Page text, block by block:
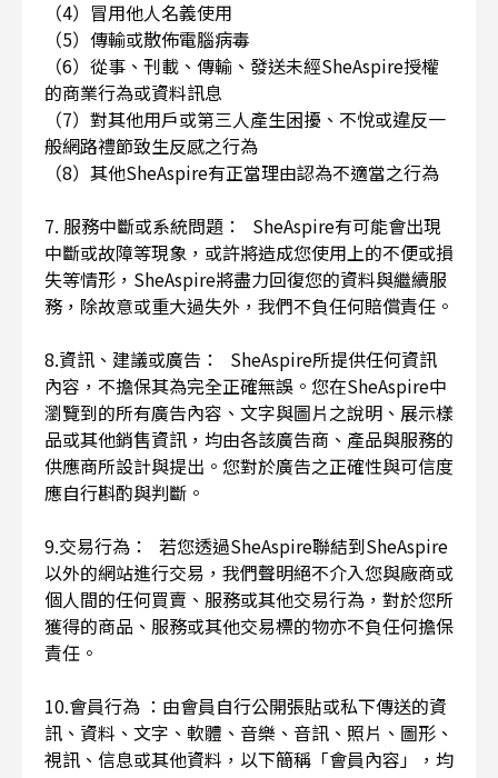
（4）冒用他人名義使用
（5）傳輸或散佈電腦病毒
（6）從事、刊載、傳輸、發送未經SheAspire授權
的商業行為或資料訊息
（7）對其他用戶或第三人產生困擾、不悅或違反一
般網路禮節致生反感之行為
（8）其他SheAspire有正當理由認為不適當之行為
7. 服務中斷或系統問題： SheAspire有可能會出現
中斷或故障等現象，或許將造成您使用上的不便或損
失等情形，SheAspire將盡力回復您的資料與繼續服
務，除故意或重大過失外，我們不負任何賠償責任。
8.資訊、建議或廣告： SheAspire所提供任何資訊
內容，不擔保其為完全正確無誤。您在SheAspire中
瀏覽到的所有廣告內容、文字與圖片之說明、展示樣
品或其他銷售資訊，均由各該廣告商、產品與服務的
供應商所設計與提出。您對於廣告之正確性與可信度
應自行斟酌與判斷。
9.交易行為： 若您透過SheAspire聯結到SheAspire
以外的網站進行交易，我們聲明絕不介入您與廠商或
個人間的任何買賣、服務或其他交易行為，對於您所
獲得的商品、服務或其他交易標的物亦不負任何擔保
責任。
10.會員行為 ：由會員自行公開張貼或私下傳送的資
訊、資料、文字、軟體、音樂、音訊、照片、圖形、
視訊、信息或其他資料，以下簡稱「會員內容」，均